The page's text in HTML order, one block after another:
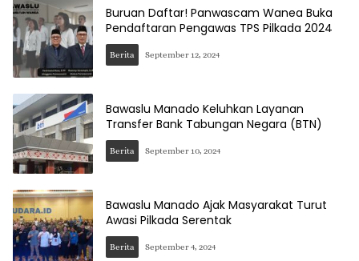
Buruan Daftar! Panwascam Wanea Buka
Pendaftaran Pengawas TPS Pilkada 2024
Berita September 12, 2024
Bawaslu Manado Keluhkan Layanan
Transfer Bank Tabungan Negara (BTN)
Berita September 10, 2024
Bawaslu Manado Ajak Masyarakat Turut
Awasi Pilkada Serentak
Berita September 4, 2024